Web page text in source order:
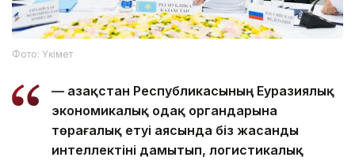
Фото: Үкімет
— Қазақстан Республикасының Еуразиялық
экономикалық одақ органдарына
төрағалық етуі аясында біз жасанды
интеллектіні дамытып, логистикалық